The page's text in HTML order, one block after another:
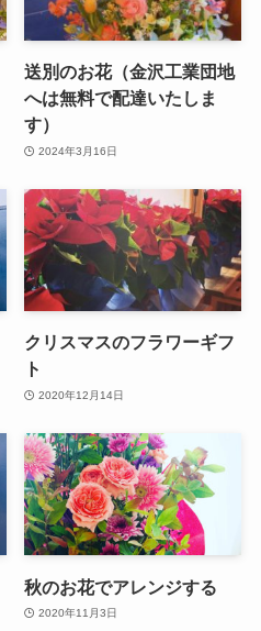
送別のお花（金沢工業団地
へは無料で配達いたしま
す）
2024年3月16日
クリスマスのフラワーギフ
ト
2020年12月14日
秋のお花でアレンジする
2020年11月3日